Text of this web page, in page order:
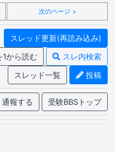
次のページ >
スレッド更新(再読み込み)
1から読む
スレ内検索
スレッド一覧
投稿
通報する 受験BBSトップ